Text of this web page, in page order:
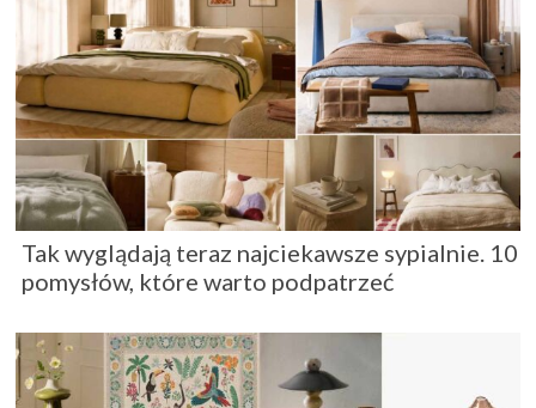
Tak wyglądają teraz najciekawsze sypialnie. 10
pomysłów, które warto podpatrzeć